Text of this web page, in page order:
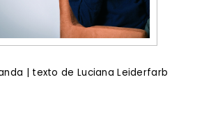
| texto de Luciana Leiderfarb